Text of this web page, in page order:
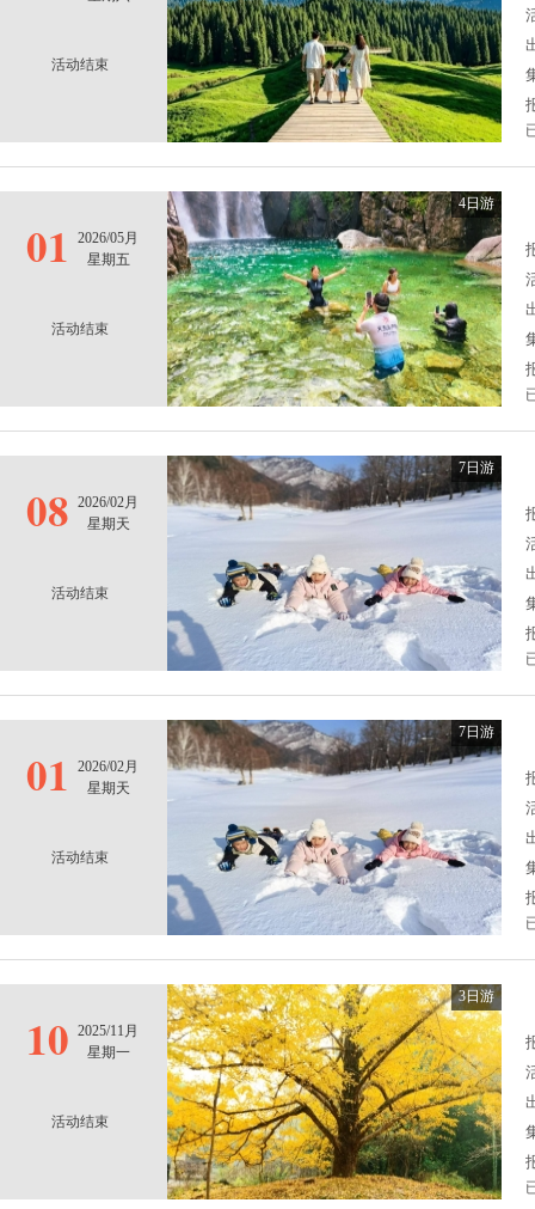
活动结束
01
2026/05月
星期五
活动结束
4日游
08 2026/02月
星期天
活动结束
7日游
01
2026/02月
星期天
活动结束
7日游
10 2025/11月
星期一
活动结束
3日游